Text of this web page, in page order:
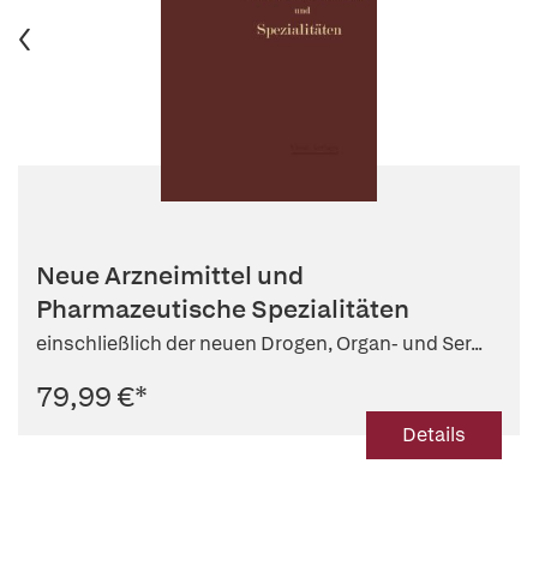
Neue Arzneimittel und
Pharmazeutische Spezialitäten
einschließlich der neuen Drogen, Organ- und Ser...
79,99 €*
Details